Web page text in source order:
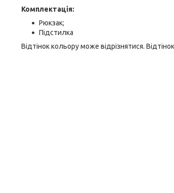
Комплектація:
Рюкзак;
Підстилка
Відтінок кольору може відрізнятися.